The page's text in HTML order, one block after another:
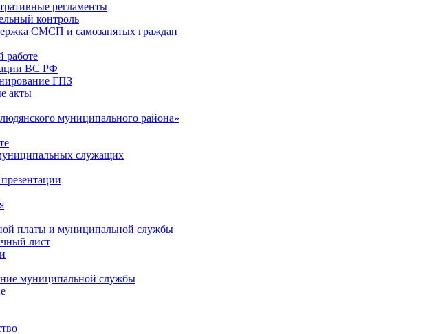
регламенты
контроль
СМСП и самозанятых граждан
работе
ВС РФ
ГПЗ
акты
муниципального района»
служащих
платы и муниципальной службы
лист
муниципальной службы